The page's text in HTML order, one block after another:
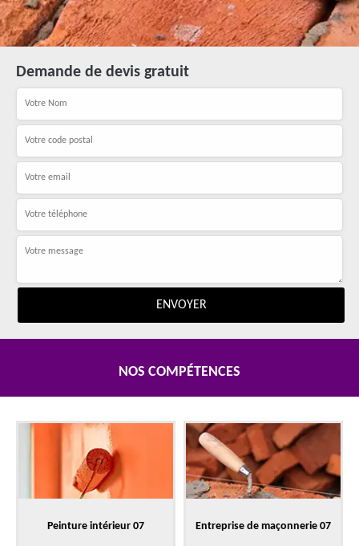
Demande de devis gratuit
NOS COMPÉTENCES
Peinture intérieur 07 Entreprise de maçonnerie 07